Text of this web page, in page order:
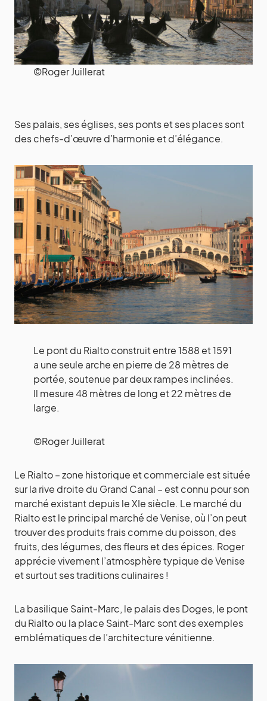
©Roger Juillerat
Ses palais, ses églises, ses ponts et ses places sont
des chefs-d’œuvre d’harmonie et d’élégance.
Le pont du Rialto construit entre 1588 et 1591
a une seule arche en pierre de 28 mètres de
portée, soutenue par deux rampes inclinées.
Il mesure 48 mètres de long et 22 mètres de
large.
©Roger Juillerat
Le Rialto – zone historique et commerciale est située
sur la rive droite du Grand Canal – est connu pour son
marché existant depuis le XIe siècle. Le marché du
Rialto est le principal marché de Venise, où l’on peut
trouver des produits frais comme du poisson, des
fruits, des légumes, des fleurs et des épices. Roger
apprécie vivement l’atmosphère typique de Venise
et surtout ses traditions culinaires !
La basilique Saint-Marc, le palais des Doges, le pont
du Rialto ou la place Saint-Marc sont des exemples
emblématiques de l’architecture vénitienne.